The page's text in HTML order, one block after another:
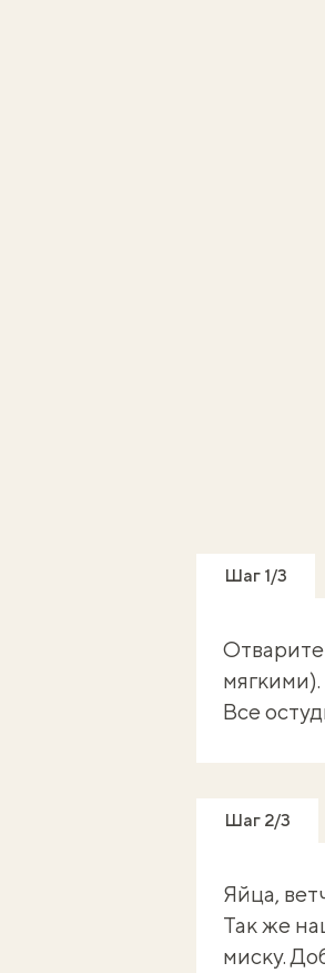
Шаг 1/3
Все
Шаг 2/3
Яйца,
Так же
миску.